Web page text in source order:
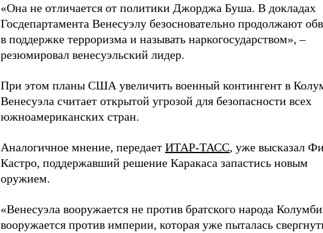
«Она не отличается от политики Джорджа Буша. В докладах
Госдепартамента Венесуэлу безосновательно продолжают
в поддержке терроризма и называть наркогосударством», –
резюмировал венесуэльский лидер.
При этом планы США увеличить военный контингент в
Венесуэла считает открытой угрозой для безопасности всех
южноамериканских стран.
Аналогичное мнение, передает ИТАР-ТАСС, уже высказал
Кастро, поддержавший решение Каракаса запастись новым
оружием.
«Венесуэла вооружается не против братского народа
вооружается против империи, которая уже пыталась